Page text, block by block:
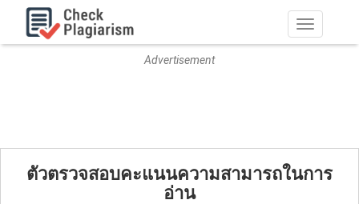
ไม่
ต้อง
Advertisement
ตัวตรวจสอบคะแนนความสามารถในการ
อ่าน